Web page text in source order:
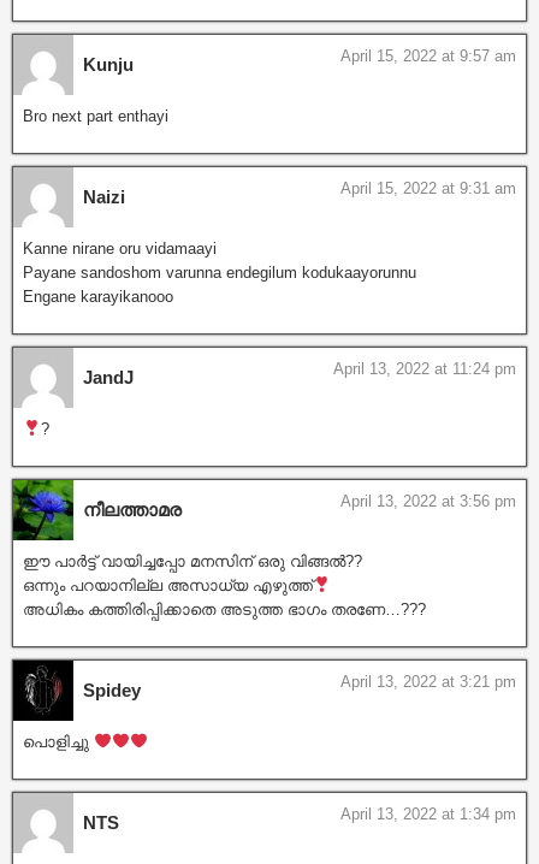
Kunju April 15, 2022 at 9:57 am
Bro next part enthayi
Naizi April 15, 2022 at 9:31 am
Kanne nirane oru vidamaayi
Payane sandoshom varunna endegilum kodukaayorunnu
Engane karayikanooo
JandJ April 13, 2022 at 11:24 pm
?
നീലത്താമര April 13, 2022 at 3:56 pm
ഈ പാർട്ട് വായിച്ചപ്പോ മനസിന് ഒരു വിങ്ങൽ??
ഒന്നും പറയാനില്ല അസാധ്യ എഴുത്ത്
അധികം കത്തിരിപ്പിക്കാതെ അടുത്ത ഭാഗം തരണേ…???
Spidey April 13, 2022 at 3:21 pm
പൊളിച്ചു
NTS April 13, 2022 at 1:34 pm